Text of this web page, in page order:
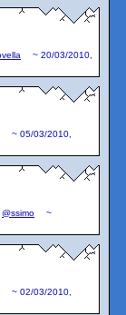
~ 20/03/2010,
~ 05/03/2010,
@ssimo
~
~ 02/03/2010,